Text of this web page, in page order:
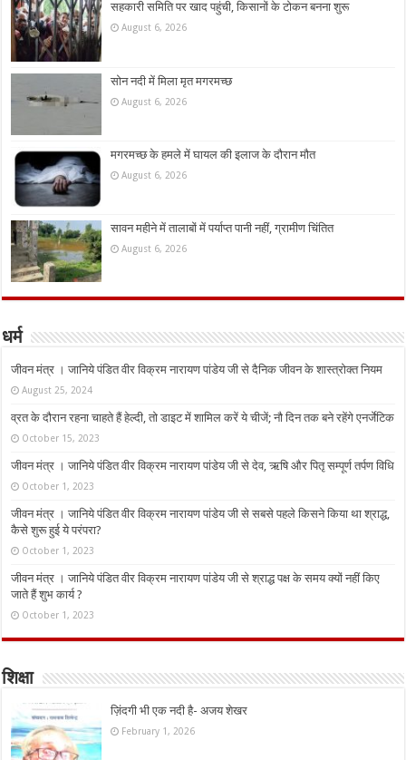
सहकारी समिति पर खाद पहुंची, किसानों के टोकन बनना शुरू
August 6, 2026
सोन नदी में मिला मृत मगरमच्छ
August 6, 2026
मगरमच्छ के हमले में घायल की इलाज के दौरान मौत
August 6, 2026
सावन महीने में तालाबों में पर्याप्त पानी नहीं, ग्रामीण चिंतित
August 6, 2026
धर्म
जीवन मंत्र । जानिये पंडित वीर विक्रम नारायण पांडेय जी से दैनिक जीवन के शास्त्रोक्त नियम
August 25, 2024
व्रत के दौरान रहना चाहते हैं हेल्दी, तो डाइट में शामिल करें ये चीजें; नौ दिन तक बने रहेंगे एनर्जेटिक
October 15, 2023
जीवन मंत्र । जानिये पंडित वीर विक्रम नारायण पांडेय जी से देव, ऋषि और पितृ सम्पूर्ण तर्पण विधि
October 1, 2023
जीवन मंत्र । जानिये पंडित वीर विक्रम नारायण पांडेय जी से सबसे पहले किसने किया था श्राद्ध,
कैसे शुरू हुई ये परंपरा?
October 1, 2023
जीवन मंत्र । जानिये पंडित वीर विक्रम नारायण पांडेय जी से श्राद्ध पक्ष के समय क्यों नहीं किए
जाते हैं शुभ कार्य ?
October 1, 2023
शिक्षा
ज़िंदगी भी एक नदी है- अजय शेखर
February 1, 2026